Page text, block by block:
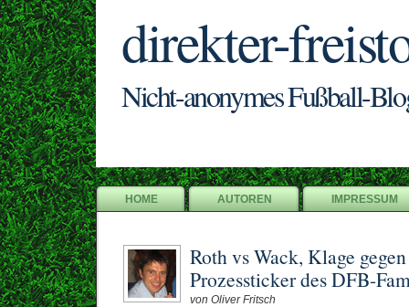
direkter-
Nicht-anonymes Fußball-
HOME AUTOREN IMPRESSUM
Roth vs Wack, Klage
Prozessticker des DFB-
von Oliver Fritsch